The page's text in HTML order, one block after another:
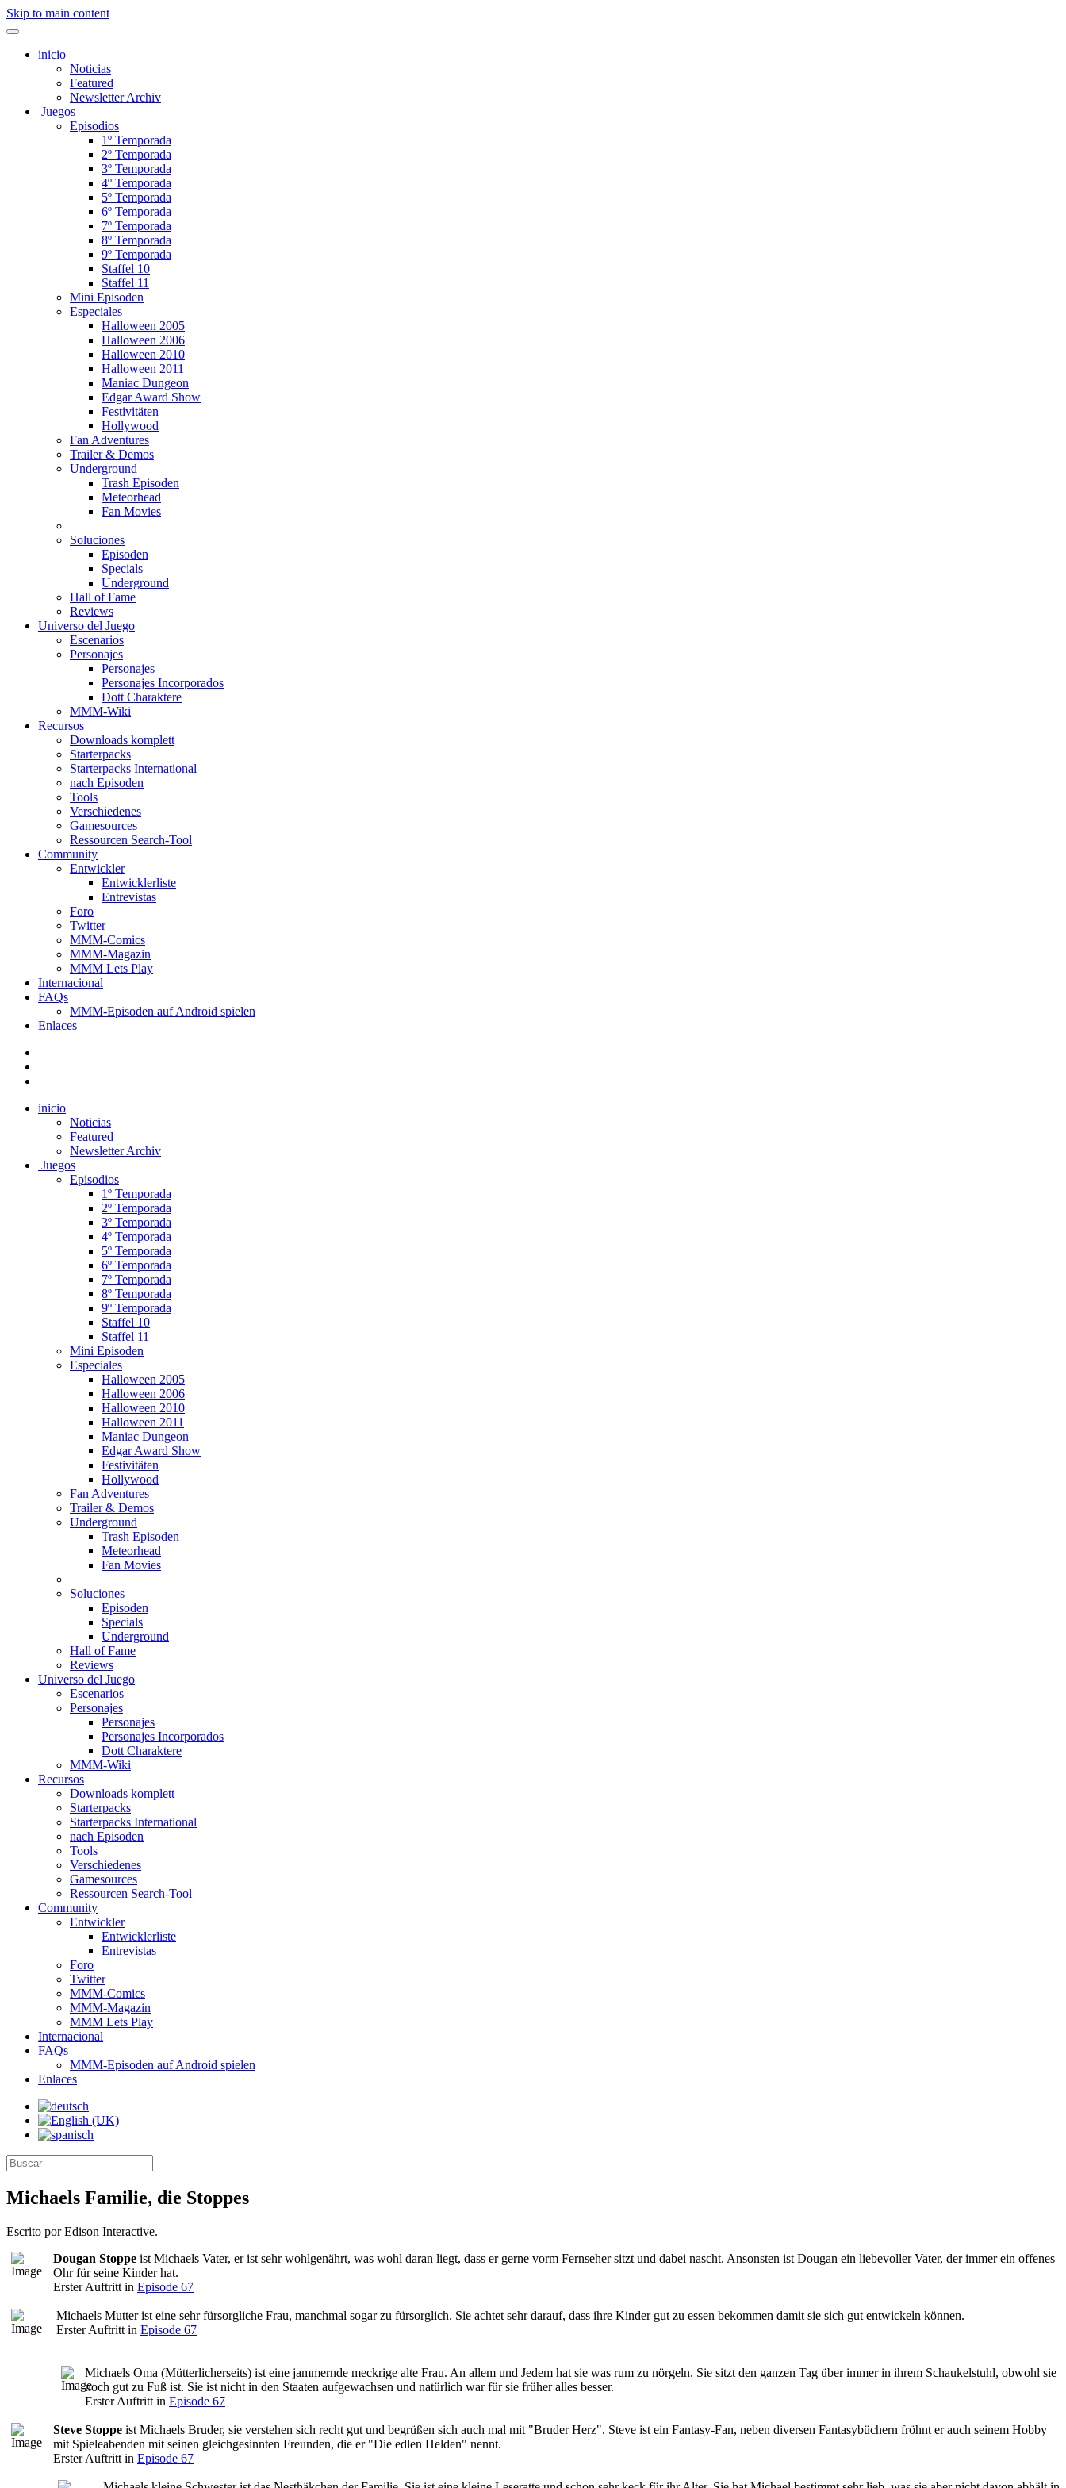
Skip to main content
inicio
Noticias
Featured
Newsletter Archiv
Juegos
Episodios
1º Temporada
2º Temporada
3º Temporada
4º Temporada
5º Temporada
6º Temporada
7º Temporada
8º Temporada
9º Temporada
Staffel 10
Staffel 11
Mini Episoden
Especiales
Halloween 2005
Halloween 2006
Halloween 2010
Halloween 2011
Maniac Dungeon
Edgar Award Show
Festivitäten
Hollywood
Fan Adventures
Trailer & Demos
Underground
Trash Episoden
Meteorhead
Fan Movies
Soluciones
Episoden
Specials
Underground
Hall of Fame
Reviews
Universo del Juego
Escenarios
Personajes
Personajes
Personajes Incorporados
Dott Charaktere
MMM-Wiki
Recursos
Downloads komplett
Starterpacks
Starterpacks International
nach Episoden
Tools
Verschiedenes
Gamesources
Ressourcen Search-Tool
Community
Entwickler
Entwicklerliste
Entrevistas
Foro
Twitter
MMM-Comics
MMM-Magazin
MMM Lets Play
Internacional
FAQs
MMM-Episoden auf Android spielen
Enlaces
inicio
Noticias
Featured
Newsletter Archiv
Juegos
Episodios
1º Temporada
2º Temporada
3º Temporada
4º Temporada
5º Temporada
6º Temporada
7º Temporada
8º Temporada
9º Temporada
Staffel 10
Staffel 11
Mini Episoden
Especiales
Halloween 2005
Halloween 2006
Halloween 2010
Halloween 2011
Maniac Dungeon
Edgar Award Show
Festivitäten
Hollywood
Fan Adventures
Trailer & Demos
Underground
Trash Episoden
Meteorhead
Fan Movies
Soluciones
Episoden
Specials
Underground
Hall of Fame
Reviews
Universo del Juego
Escenarios
Personajes
Personajes
Personajes Incorporados
Dott Charaktere
MMM-Wiki
Recursos
Downloads komplett
Starterpacks
Starterpacks International
nach Episoden
Tools
Verschiedenes
Gamesources
Ressourcen Search-Tool
Community
Entwickler
Entwicklerliste
Entrevistas
Foro
Twitter
MMM-Comics
MMM-Magazin
MMM Lets Play
Internacional
FAQs
MMM-Episoden auf Android spielen
Enlaces
Michaels Familie, die Stoppes
Escrito por Edison Interactive.
Dougan Stoppe ist Michaels Vater, er ist sehr wohlgenährt, was wohl daran liegt, dass er gerne vorm Fernseher sitzt und dabei nascht. Ansonsten ist Dougan ein liebevoller Vater, der immer ein offenes
Ohr für seine Kinder hat.
Erster Auftritt in Episode 67
Michaels Mutter ist eine sehr fürsorgliche Frau, manchmal sogar zu fürsorglich. Sie achtet sehr darauf, dass ihre Kinder gut zu essen bekommen damit sie sich gut entwickeln können.
Erster Auftritt in Episode 67
Michaels Oma (Mütterlicherseits) ist eine jammernde meckrige alte Frau. An allem und Jedem hat sie was rum zu nörgeln. Sie sitzt den ganzen Tag über immer in ihrem Schaukelstuhl, obwohl sie
noch gut zu Fuß ist. Sie ist nicht in den Staaten aufgewachsen und natürlich war für sie früher alles besser.
Erster Auftritt in Episode 67
Steve Stoppe ist Michaels Bruder, sie verstehen sich recht gut und begrüßen sich auch mal mit "Bruder Herz". Steve ist ein Fantasy-Fan, neben diversen Fantasybüchern fröhnt er auch seinem Hobby
mit Spieleabenden mit seinen gleichgesinnten Freunden, die er "Die edlen Helden" nennt.
Erster Auftritt in Episode 67